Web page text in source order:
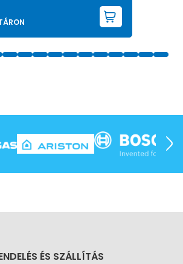
ÉS SZÁLLÍTÁS